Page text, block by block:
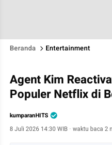
Beranda Entertainment
Agent Kim
Populer Netflix di
kumparanHITS
8 Juli 2026 14:30 WIB · waktu baca 2